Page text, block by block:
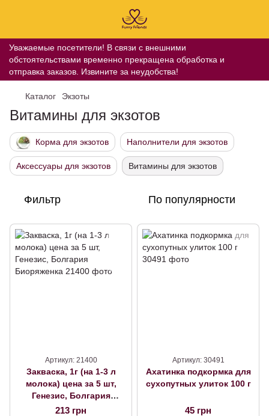
Уважаемые посетители! В связи с внешними
обстоятельствами временно прекращена обработка и
отправка заказов. Извините за неудобства!
Каталог Экзоты
Витамины для экзотов
Корма для экзотов Наполнители для экзотов
Аксессуары для экзотов Витамины для экзотов
Фильтр По популярности
Артикул: 21400
Закваска, 1г (на 1-3 л
молока) цена за 5 шт,
Генезис, Болгария
Биоряженка
213 грн
Артикул: 30491
Ахатинка подкормка для
сухопутных улиток 100 г
45 грн